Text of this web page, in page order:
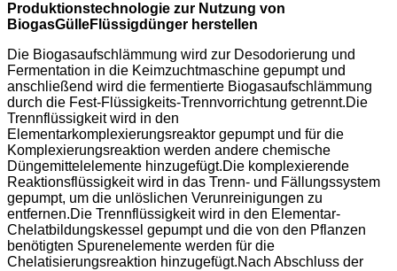
Produktionstechnologie zur Nutzung von
BiogasGülleFlüssigdünger herstellen
Die Biogasaufschlämmung wird zur Desodorierung und
Fermentation in die Keimzuchtmaschine gepumpt und
anschließend wird die fermentierte Biogasaufschlämmung
durch die Fest-Flüssigkeits-Trennvorrichtung getrennt.Die
Trennflüssigkeit wird in den
Elementarkomplexierungsreaktor gepumpt und für die
Komplexierungsreaktion werden andere chemische
Düngemittelelemente hinzugefügt.Die komplexierende
Reaktionsflüssigkeit wird in das Trenn- und Fällungssystem
gepumpt, um die unlöslichen Verunreinigungen zu
entfernen.Die Trennflüssigkeit wird in den Elementar-
Chelatbildungskessel gepumpt und die von den Pflanzen
benötigten Spurenelemente werden für die
Chelatisierungsreaktion hinzugefügt.Nach Abschluss der